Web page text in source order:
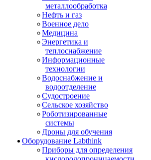
металлообработка
Нефть и газ
Военное дело
Медицина
Энергетика и
теплоснабжение
Информационные
технологии
Водоснабжение и
водоотделение
Судостроение
Сельское хозяйство
Роботизированные
системы
Дроны для обучения
Оборудование Labthink
Приборы для определения